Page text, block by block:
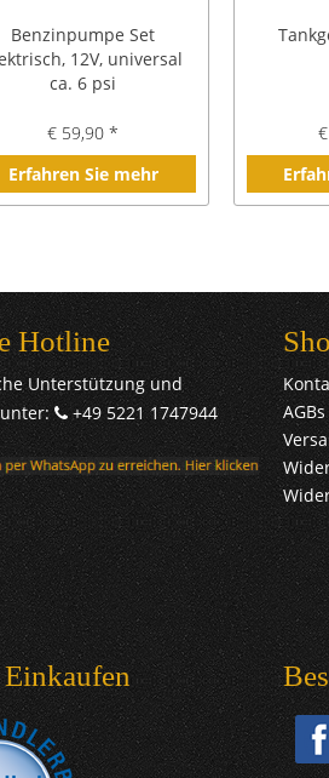
Benzinpumpe Set
12V, universal
ca. 6 psi
€ 59,90 *
Erfahren Sie mehr
Hotline
Unterstützung und
+49 5221 1747944
AGBs
Einkaufen